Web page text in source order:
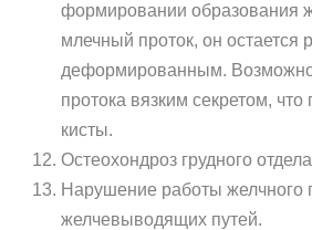
формировании образования
млечный проток, он
деформированным.
протока вязким секретом, что
кисты.
Остеохондроз грудного
Нарушение работы желчного
желчевыводящих путей.